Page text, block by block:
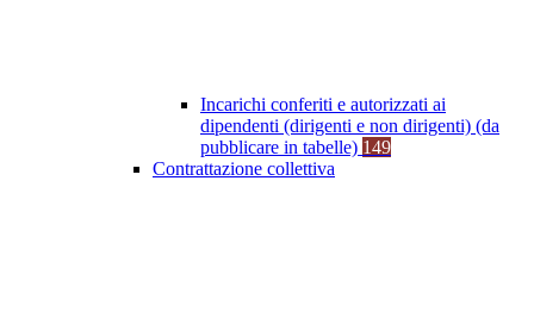
Incarichi conferiti e autorizzati ai
dipendenti (dirigenti e non dirigenti) (da
pubblicare in tabelle) 149
Contrattazione collettiva